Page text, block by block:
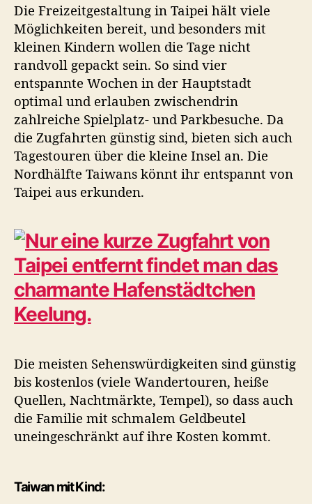
Die Freizeitgestaltung in Taipei hält viele
Möglichkeiten bereit, und besonders mit
kleinen Kindern wollen die Tage nicht
randvoll gepackt sein. So sind vier
entspannte Wochen in der Hauptstadt
optimal und erlauben zwischendrin
zahlreiche Spielplatz- und Parkbesuche. Da
die Zugfahrten günstig sind, bieten sich auch
Tagestouren über die kleine Insel an. Die
Nordhälfte Taiwans könnt ihr entspannt von
Taipei aus erkunden.
Die meisten Sehenswürdigkeiten sind günstig
bis kostenlos (viele Wandertouren, heiße
Quellen, Nachtmärkte, Tempel), so dass auch
die Familie mit schmalem Geldbeutel
uneingeschränkt auf ihre Kosten kommt.
Taiwan mit Kind: